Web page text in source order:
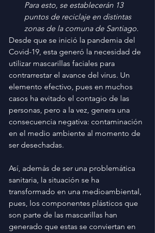
Para esto, se establecerán 13
puntos de reciclaje en distintas
zonas de la comuna de Santiago.
Desde que se inició la pandemia del
Covid-19, esta generó la necesidad de
utilizar mascarillas faciales para
contrarrestar el avance del virus. Un
elemento efectivo, pues en muchos
casos ha evitado el contagio de las
personas, pero a la vez, genera una
consecuencia negativa: contaminación
en el medio ambiente al momento de
ser desechadas.
Así, además de ser una problemática
sanitaria, la situación se ha
transformado en una medioambiental,
pues, los componentes plásticos que
son parte de las mascarillas han
generado que estas se conviertan en